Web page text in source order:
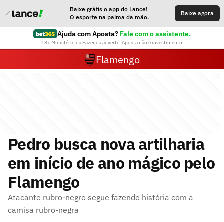
Baixe grátis o app do Lance!
O esporte na palma da mão.
Baixe agora
Ajuda com Aposta? Fale com o assistente.
18+ Ministério da Fazenda adverte: Aposta não é investimento
Flamengo
Pedro busca nova artilharia
em início de ano mágico pelo
Flamengo
Atacante rubro-negro segue fazendo história com a
camisa rubro-negra